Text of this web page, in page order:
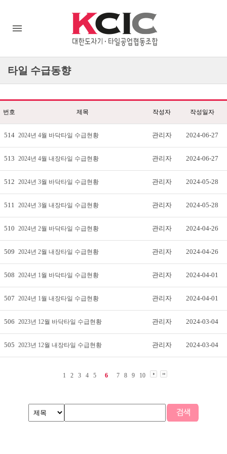
타일 수급동향
번호 제목 작성자 작성일자
514 2024년 4월 바닥타일 수급현황 관리자 2024-06-27
513 2024년 4월 내장타일 수급현황 관리자 2024-06-27
512 2024년 3월 바닥타일 수급현황 관리자 2024-05-28
511 2024년 3월 내장타일 수급현황 관리자 2024-05-28
510 2024년 2월 바닥타일 수급현황 관리자 2024-04-26
509 2024년 2월 내장타일 수급현황 관리자 2024-04-26
508 2024년 1월 바닥타일 수급현황 관리자 2024-04-01
507 2024년 1월 내장타일 수급현황 관리자 2024-04-01
506 2023년 12월 바닥타일 수급현황 관리자 2024-03-04
505 2023년 12월 내장타일 수급현황 관리자 2024-03-04
1 2 3 4 5 6 7 8 9 10